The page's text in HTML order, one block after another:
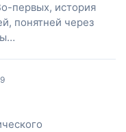
первых, история
понятней через